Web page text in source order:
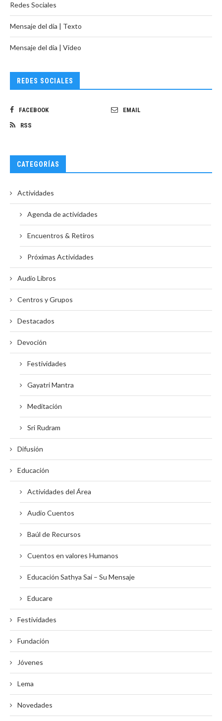
Redes Sociales
Mensaje del día | Texto
Mensaje del día | Video
REDES SOCIALES
FACEBOOK EMAIL
RSS
CATEGORÍAS
Actividades
Agenda de actividades
Encuentros & Retiros
Próximas Actividades
Audio Libros
Centros y Grupos
Destacados
Devoción
Festividades
Gayatri Mantra
Meditación
Sri Rudram
Difusión
Educación
Actividades del Área
Audio Cuentos
Baúl de Recursos
Cuentos en valores Humanos
Educación Sathya Sai – Su Mensaje
Educare
Festividades
Fundación
Jóvenes
Lema
Novedades